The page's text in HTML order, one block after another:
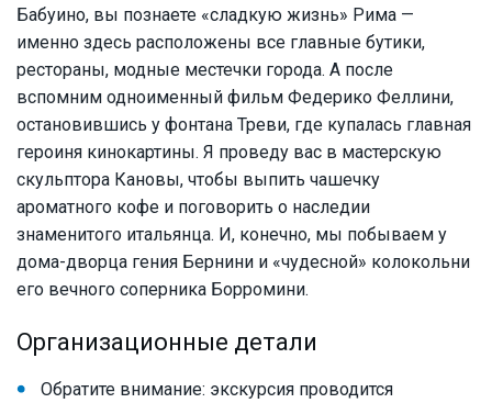
Бабуино, вы познаете «сладкую жизнь» Рима —
именно здесь расположены все главные бутики,
рестораны, модные местечки города. А после
вспомним одноименный фильм Федерико Феллини,
остановившись у фонтана Треви, где купалась главная
героиня кинокартины. Я проведу вас в мастерскую
скульптора Кановы, чтобы выпить чашечку
ароматного кофе и поговорить о наследии
знаменитого итальянца. И, конечно, мы побываем у
дома-дворца гения Бернини и «чудесной» колокольни
его вечного соперника Борромини.
Организационные детали
Обратите внимание: экскурсия проводится